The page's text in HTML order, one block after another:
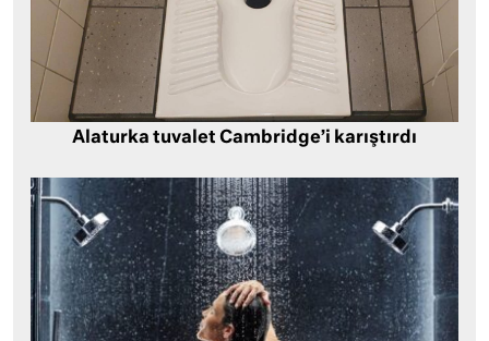
Alaturka tuvalet Cambridge’i karıştırdı